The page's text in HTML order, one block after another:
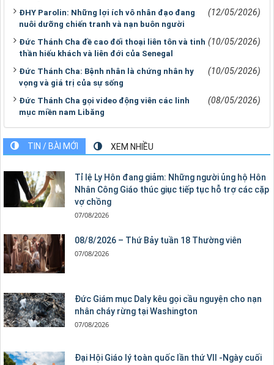
ĐHY Parolin: Những lợi ích vô nhân đạo đang
nuôi dưỡng chiến tranh và nạn buôn người
(12/05/2026)
Đức Thánh Cha đề cao đối thoại liên tôn và tinh
thần hiếu khách và liên đới của Senegal
(10/05/2026)
Đức Thánh Cha: Bệnh nhân là chứng nhân hy
vọng và giá trị của sự sống
(10/05/2026)
Đức Thánh Cha gọi video động viên các linh
mục miền nam Libăng
(08/05/2026)
TIN / BÀI MỚI XEM NHIỀU
Tỉ lệ Ly Hôn đang giảm: Những người ủng hộ Hôn
Nhân Công Giáo thúc giục tiếp tục hỗ trợ các cặp
vợ chồng
07/08/2026
08/8/2026 – Thứ Bảy tuần 18 Thường viên
07/08/2026
Đức Giám mục Daly kêu gọi cầu nguyện cho nạn
nhân cháy rừng tại Washington
07/08/2026
Đại Hội Giáo lý toàn quốc lần thứ VII -Ngày cuối